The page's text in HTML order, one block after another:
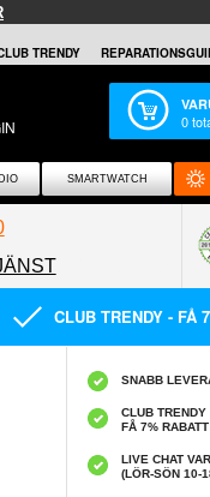
TRENDY
0
SMARTWATCH
CLUB TRENDY - FÅ
SNABB
CLUB TRENDY
FÅ 7% RABATT
LIVE CHAT
(LÖR-SÖN 10-